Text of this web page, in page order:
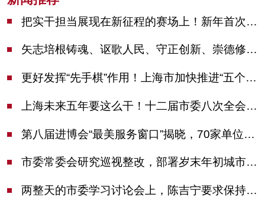
把实干担当展现在新征程的赛场上！新年首次市委季度工作会议举行，陈吉宁作工作点评
矢志培根铸魂、讴歌人民、守正创新、崇德修身！这场座谈会上，陈吉宁对全市文化战线提出期望
更好发挥“先手棋”作用！上海市加快推进“五个中心”建设领导小组会议举行
上海未来五年要这么干！十二届市委八次全会审议通过上海“十五五”规划建议
第八届进博会“最美服务窗口”揭晓，70家单位诠释“上海服务”温度
市委常委会研究巡视整改，部署岁末年初城市安全工作
两整天的市委学习讨论会上，陈吉宁要求保持战略定力始终坚定信心善于科学应对